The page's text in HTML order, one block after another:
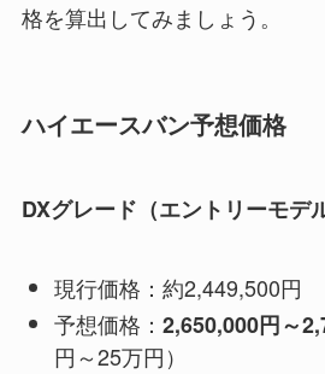
格を算出してみましょう。
ハイエースバン予想価格
DXグレード（エントリーモデ
現行価格：約2,449,500円
予想価格： 2,650,000円～
円～25万円）